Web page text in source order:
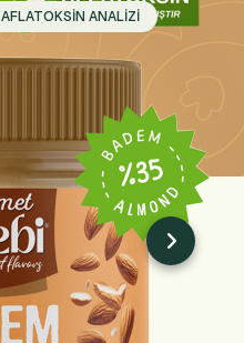
AFLATOKSIN ANALIZI